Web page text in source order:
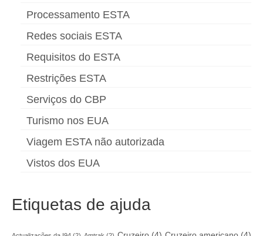
Processamento ESTA
Redes sociais ESTA
Requisitos do ESTA
Restrições ESTA
Serviços do CBP
Turismo nos EUA
Viagem ESTA não autorizada
Vistos dos EUA
Etiquetas de ajuda